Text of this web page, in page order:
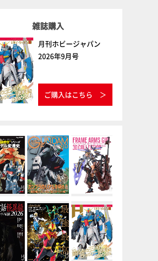
11:59まで応募受付中】
雑誌購入
月刊ホビージャパン
2026年9月号
ご購入はこちら